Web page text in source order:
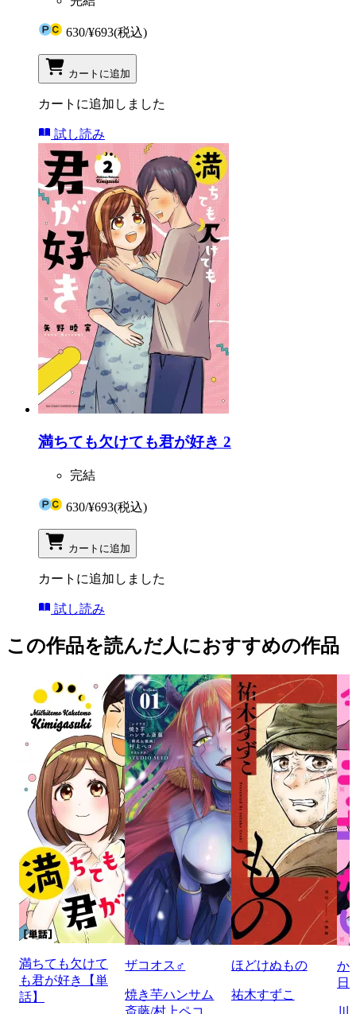
630/¥693(税込)
カートに追加
カートに追加しました
試し読み
満ちても欠けても君が好き 2
完結
630/¥693(税込)
カートに追加
カートに追加しました
試し読み
この作品を読んだ人におすすめの作品
満ちても欠けて
も君が好き【単
話】
ザコオス♂
焼き芋ハンサム
ほどけぬもの
祐木すずこ
か
日